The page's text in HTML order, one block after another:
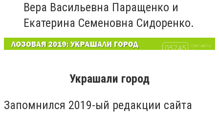
Вера Васильевна Паращенко и
Екатерина Семеновна Сидоренко.
Украшали город
Запомнился 2019-ый редакции сайта